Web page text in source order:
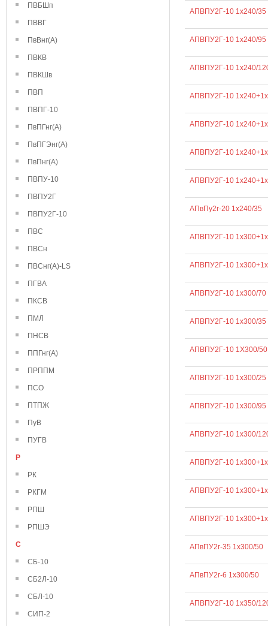
ПВБШп
ПВВГ
ПвВнг(А)
ПВКВ
ПВКШв
ПВП
ПВПГ-10
ПвПГнг(А)
ПвПГЭнг(А)
ПвПнг(А)
ПВПУ-10
ПВПУ2Г
ПВПУ2Г-10
ПВС
ПВСн
ПВСнг(А)-LS
ПГВА
ПКСВ
ПМЛ
ПНСВ
ППГнг(А)
ПРППМ
ПСО
ПТПЖ
ПуВ
ПУГВ
Р
РК
РКГМ
РПШ
РПШЭ
С
СБ-10
СБ2Л-10
СБЛ-10
СИП-2
АПВПУ2Г-10 1х240/35
АПВПУ2Г-10 1х240/95
АПВПУ2Г-10 1х240/
АПВПУ2Г-10
АПВПУ2Г-10
АПВПУ2Г-10
АПВПУ2Г-10
АПвПу2г-20 1х240/35
АПВПУ2Г-10
АПВПУ2Г-10
АПВПУ2Г-10 1х300/70
АПВПУ2Г-10 1х300/35
АПВПУ2Г-10 1Х300/50
АПВПУ2Г-10 1х300/25
АПВПУ2Г-10 1х300/95
АПВПУ2Г-10 1х300/
АПВПУ2Г-10
АПВПУ2Г-10
АПВПУ2Г-10
АПвПУ2г-35 1х300/50
АПвПУ2г-6 1х300/50
АПВПУ2Г-10 1х350/